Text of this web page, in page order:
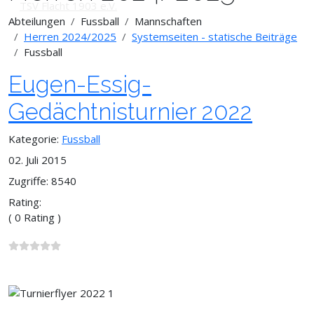
Abteilungen Fussball
Mannschaften
Herren 2024/2025
Systemseiten - statische Beiträge
Fussball
Eugen-Essig-
Gedächtnisturnier 2022
Kategorie: Fussball
02. Juli 2015
Zugriffe: 8540
Rating:
( 0 Rating )